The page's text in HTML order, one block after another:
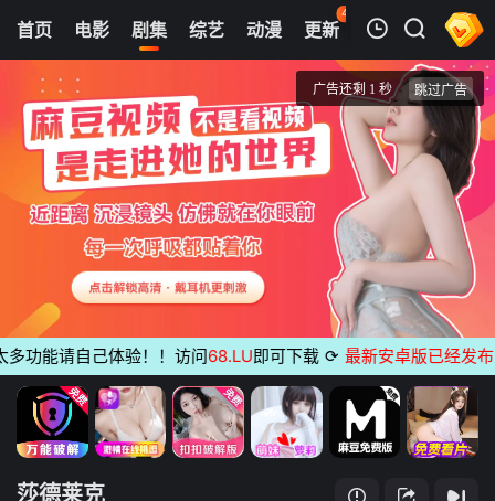
首页 电影 剧集 综艺 动漫 更新
44
热榜 APP
第01集
莎德莱克
清空
请自己体验！！访问 68.LU即可下载 ⟳ 最新安卓版已经发布无广
莎德莱克